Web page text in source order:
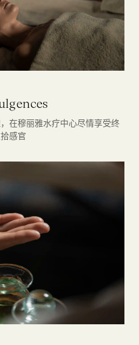
在穆丽雅水疗中心尽情享受终
感官